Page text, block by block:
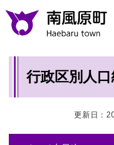
メニュ
行政区別人
更新日：